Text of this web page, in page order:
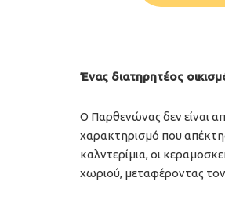
Ένας διατηρητέος
Ο Παρθενώνας δεν είναι
χαρακτηρισμό που
καλντερίμια, οι
χωριού, μεταφέροντας